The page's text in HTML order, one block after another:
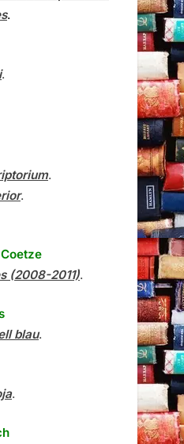
.
.
.
.
(2008-2011).
blau.
.